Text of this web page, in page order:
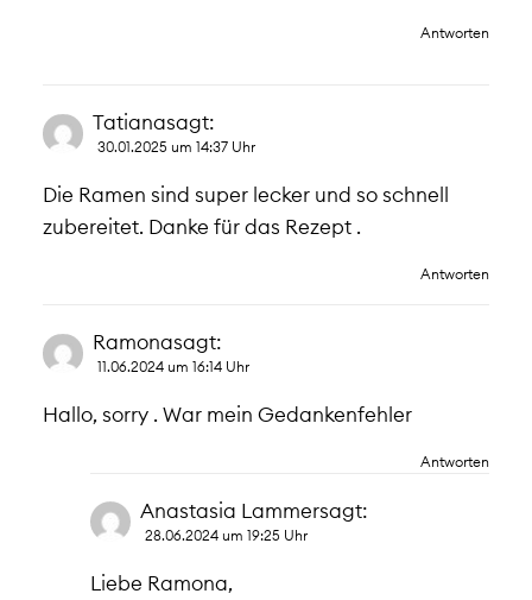
Antworten
Tatianasagt:
30.01.2025 um 14:37 Uhr
Die Ramen sind super lecker und so schnell
zubereitet. Danke für das Rezept .
Antworten
Ramonasagt:
11.06.2024 um 16:14 Uhr
Hallo, sorry . War mein Gedankenfehler
Antworten
Anastasia Lammersagt:
28.06.2024 um 19:25 Uhr
Liebe Ramona,